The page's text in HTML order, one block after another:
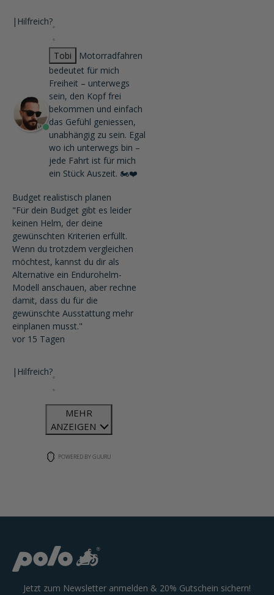
| Hilfreich?
Tobi
Motorradfahren
bedeutet für mich
Freiheit – unterwegs
sein, den Kopf frei
bekommen und einfach
das Gefühl geniessen,
unabhängig zu sein. Egal
wo ich unterwegs bin –
jede Fahrt ist für mich
ein Stück Auszeit. 🏍️❤️
Budget realistisch planen
"Für dein Budget gibt es leider
keinen Helm, der deine
gewünschten Kriterien erfüllt.
Wenn du trotzdem vergleichen
möchtest, kannst du dir als
Alternative ein Endurohelm-
Modell anschauen, aber rechne
damit, dass du für die
gewünschte Ausstattung mehr
einplanen musst."
vor 15 Tagen
| Hilfreich?
MEHR
ANZEIGEN
POWERED BY GUURU
Jetzt zum Newsletter anmelden & 20% Gutschein sichern!